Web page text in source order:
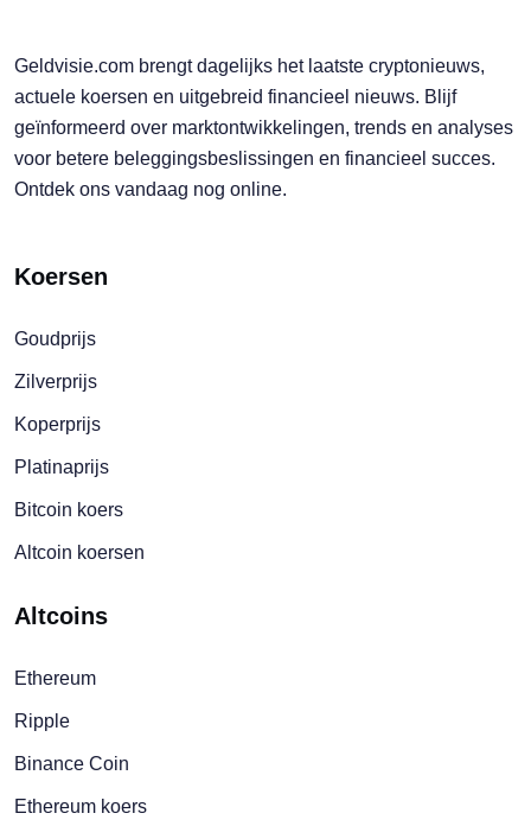
Geldvisie.com brengt dagelijks het laatste cryptonieuws,
actuele koersen en uitgebreid financieel nieuws. Blijf
geïnformeerd over marktontwikkelingen, trends en analyses
voor betere beleggingsbeslissingen en financieel succes.
Ontdek ons vandaag nog online.
Koersen
Goudprijs
Zilverprijs
Koperprijs
Platinaprijs
Bitcoin koers
Altcoin koersen
Altcoins
Ethereum
Ripple
Binance Coin
Ethereum koers